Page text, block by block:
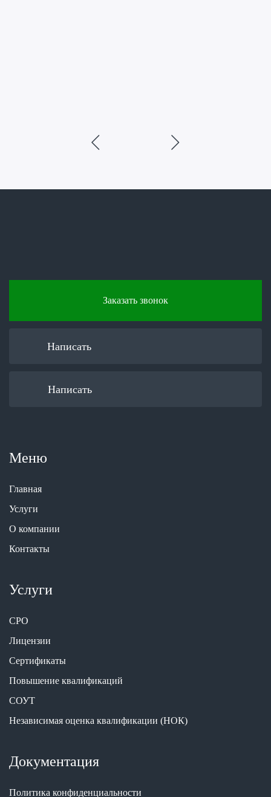
Заказать звонок
Написать
Написать
Меню
Главная
Услуги
О компании
Контакты
Услуги
СРО
Лицензии
Сертификаты
Повышение квалификаций
СОУТ
Независимая оценка квалификации (НОК)
Документация
Политика конфиденциальности